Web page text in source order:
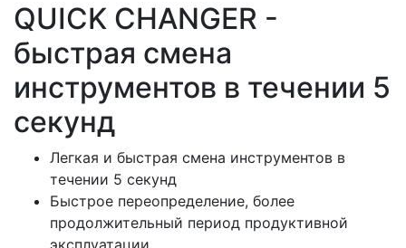
QUICK CHANGER -
быстрая смена
инструментов в течении 5
секунд
Легкая и быстрая смена инструментов в
течении 5 секунд
Быстрое переопределение, более
продолжительный период продуктивной
эксплуатации